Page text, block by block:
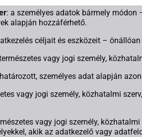
: a személyes adatok bármely
alapján hozzáférhető.
céljait és eszközeit –
vagy jogi személy,
személyes adat alapján
vagy jogi személy, közhatalmi
vagy jogi személy,
akik az adatkezelő vagy